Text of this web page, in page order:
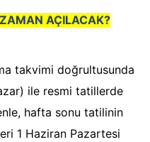
AÇILACAK?
takvimi doğrultusunda
ile resmi tatillerde
hafta sonu tatilinin
1 Haziran Pazartesi